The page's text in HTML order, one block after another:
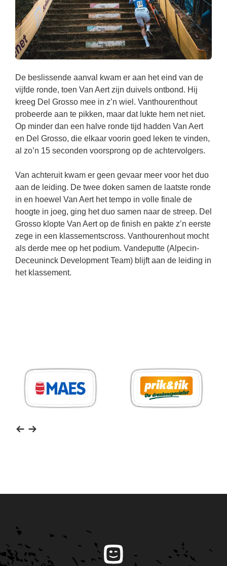
De beslissende aanval kwam er aan het eind van de
vijfde ronde, toen Van Aert zijn duivels ontbond. Hij
kreeg Del Grosso mee in z’n wiel. Vanthourenthout
probeerde aan te pikken, maar dat lukte hem net niet.
Op minder dan een halve ronde tijd hadden Van Aert
en Del Grosso, die elkaar voorin goed leken te vinden,
al zo’n 15 seconden voorsprong op de achtervolgers.
Van achteruit kwam er geen gevaar meer voor het duo
aan de leiding. De twee doken samen de laatste ronde
in en hoewel Van Aert het tempo in volle finale de
hoogte in joeg, ging het duo samen naar de streep. Del
Grosso klopte Van Aert op de finish en pakte z’n eerste
zege in een klassementscross. Vanthourenhout mocht
als derde mee op het podium. Vandeputte (Alpecin-
Deceuninck Development Team) blijft aan de leiding in
het klassement.